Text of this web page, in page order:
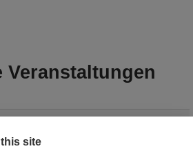
Veranstaltungen
site